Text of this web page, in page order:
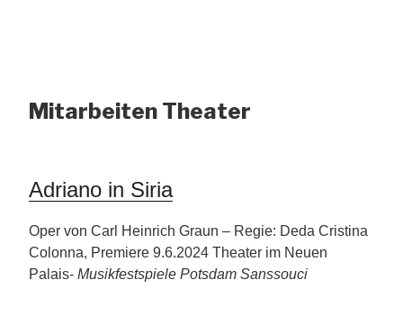
Mitarbeiten Theater
Adriano in Siria
Oper von Carl Heinrich Graun – Regie: Deda Cristina
Colonna, Premiere 9.6.2024 Theater im Neuen
Palais- Musikfestspiele Potsdam Sanssouci